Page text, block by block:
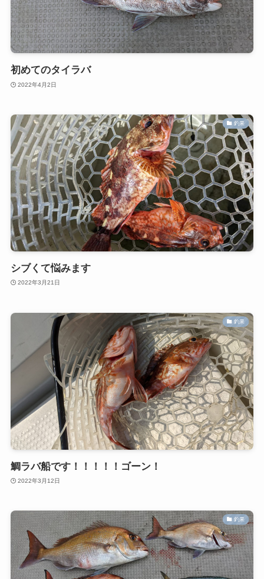
初めてのタイラバ
2022年4月2日
釣果
シブくて悩みます
2022年3月21日
釣果
鯛ラバ船です！！！！！ゴーン！
2022年3月12日
釣果